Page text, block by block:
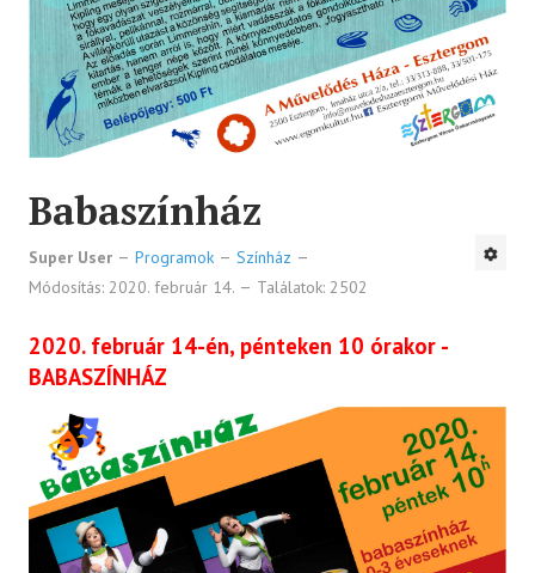
Babaszínház
Super User Programok
Színház
Módosítás: 2020. február 14.
Találatok: 2502
2020. február 14-én, pénteken 10 órakor -
BABASZÍNHÁZ